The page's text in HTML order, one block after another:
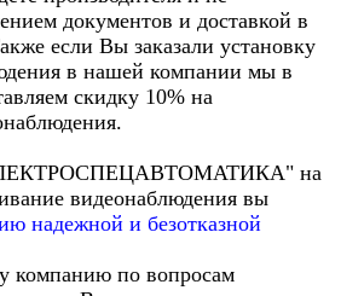
документов и доставкой в
если Вы заказали установку
в нашей компании мы в
скидку 10% на
на
видеонаблюдения вы
надежной и безотказной
компанию по вопросам